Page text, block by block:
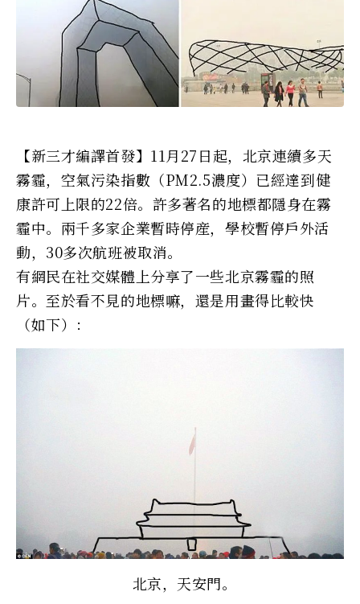
【新三才編譯首發】11月27日起，北京連續多天
霧霾，空氣污染指數（PM2.5濃度）已經達到健
康許可上限的22倍。許多著名的地標都隱身在霧
霾中。兩千多家企業暫時停産，學校暫停戶外活
動，30多次航班被取消。
有網民在社交媒體上分享了一些北京霧霾的照
片。至於看不見的地標嘛，還是用畫得比較快
（如下）：
北京，天安門。